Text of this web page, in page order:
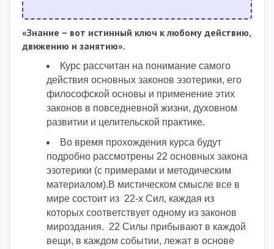
«Знание – вот истинный ключ к любому действию,
движению и занятию».
Курс рассчитан на понимание самого
действия основных законов эзотерики, его
философской основы и применение этих
законов в повседневной жизни, духовном
развитии и целительской практике.
Во время прохождения курса будут
подробно рассмотрены 22 основных закона
эзотерики (с примерами и методическим
материалом).В мистическом смысле все в
мире состоит из 22-х Сил, каждая из
которых соответствует одному из законов
мироздания. 22 Силы прибывают в каждой
вещи, в каждом событии, лежат в основе